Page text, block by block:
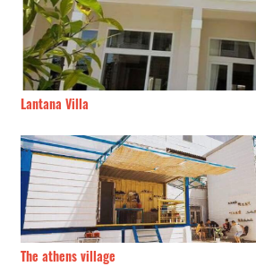
Lantana Villa
The athens village